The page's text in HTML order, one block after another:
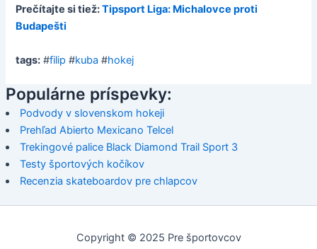
Prečítajte si tiež:Tipsport Liga: Michalovce proti
Budapešti
tags: #filip #kuba #hokej
Populárne príspevky:
Podvody v slovenskom hokeji
Prehľad Abierto Mexicano Telcel
Trekingové palice Black Diamond Trail Sport 3
Testy športových kočíkov
Recenzia skateboardov pre chlapcov
Copyright © 2025 Pre športovcov